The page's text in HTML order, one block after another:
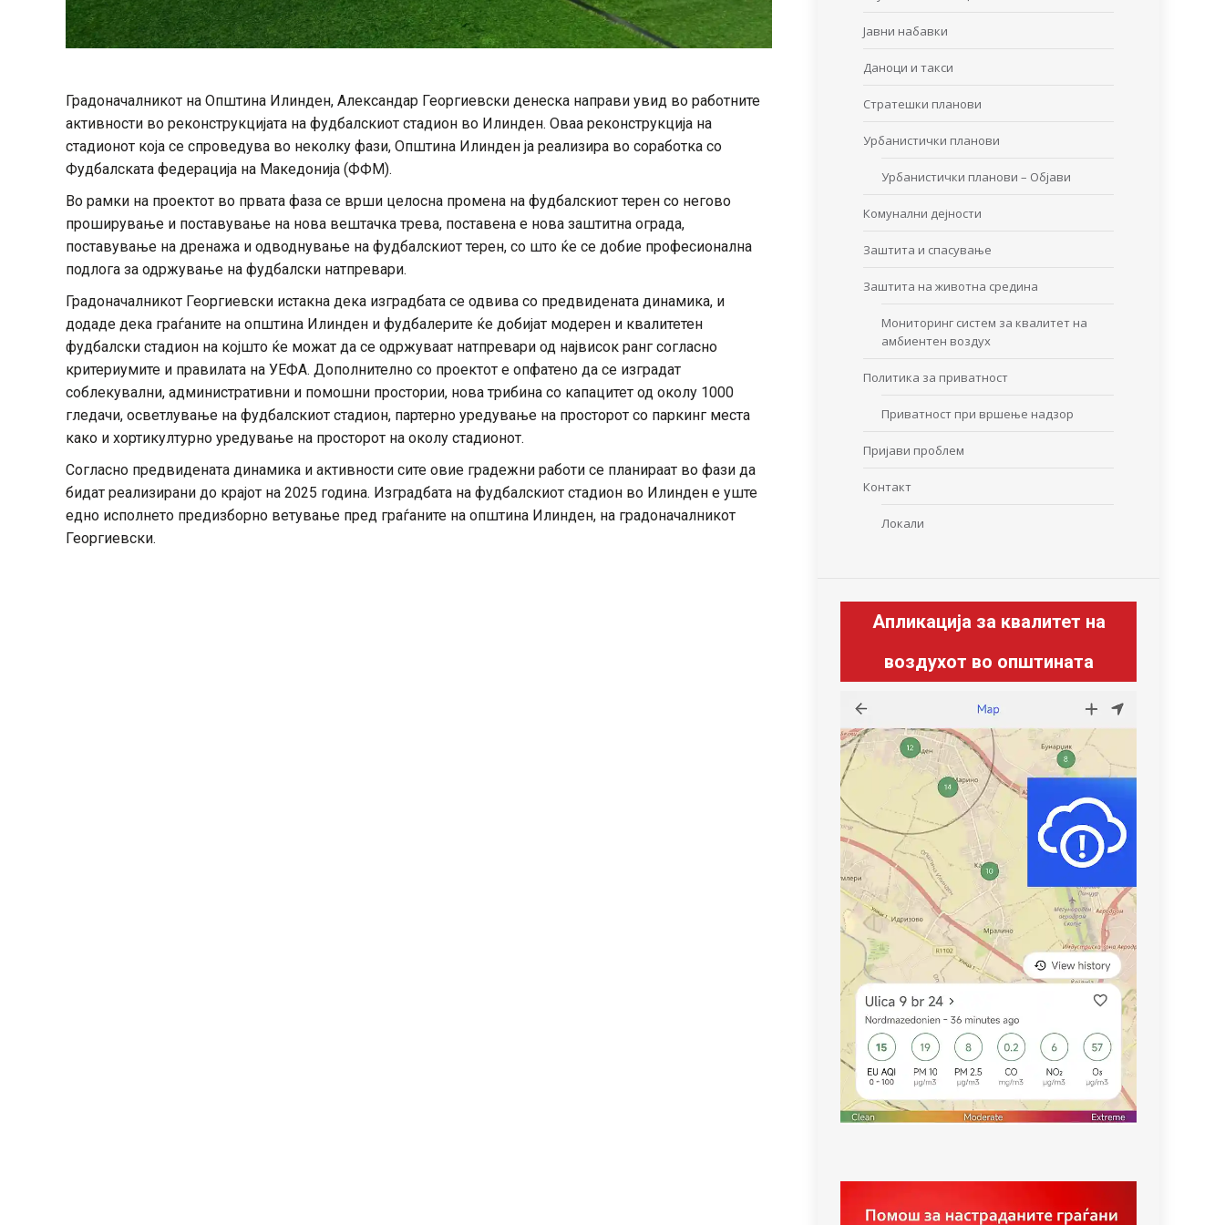
Градоначалникот на Општина Илинден, Александар Георгиевски денеска направи увид во работните
активности во реконструкцијата на фудбалскиот стадион во Илинден. Оваа реконструкција на
стадионот која се спроведува во неколку фази, Општина Илинден ја реализира во соработка со
Фудбалската федерација на Македонија (ФФМ).
Во рамки на проектот во првата фаза се врши целосна промена на фудбалскиот терен со негово
проширување и поставување на нова вештачка трева, поставена е нова заштитна ограда,
поставување на дренажа и одводнување на фудбалскиот терен, со што ќе се добие професионална
подлога за одржување на фудбалски натпревари.
Градоначалникот Георгиевски истакна дека изградбата се одвива со предвидената динамика, и
додаде дека граѓаните на општина Илинден и фудбалерите ќе добијат модерен и квалитетен
фудбалски стадион на којшто ќе можат да се одржуваат натпревари од највисок ранг согласно
критериумите и правилата на УЕФА. Дополнително со проектот е опфатено да се изградат
соблекувални, административни и помошни простории, нова трибина со капацитет од околу 1000
гледачи, осветлување на фудбалскиот стадион, партерно уредување на просторот со паркинг места
како и хортикултурно уредување на просторот на околу стадионот.
Согласно предвидената динамика и активности сите овие градежни работи се планираат во фази да
бидат реализирани до крајот на 2025 година. Изградбата на фудбалскиот стадион во Илинден е уште
едно исполнето предизборно ветување пред граѓаните на општина Илинден, на градоначалникот
Георгиевски.
Јавни набавки
Даноци и такси
Стратешки планови
Урбанистички планови
Урбанистички планови – Објави
Комунални дејности
Заштита и спасување
Заштита на животна средина
Мониторинг систем за квалитет на
амбиентен воздух
Политика за приватност
Приватност при вршење надзор
Пријави проблем
Контакт
Локали
Апликација за квалитет на
воздухот во општината